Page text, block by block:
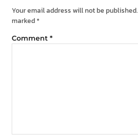
Your email address will not be published.
marked*
Comment *